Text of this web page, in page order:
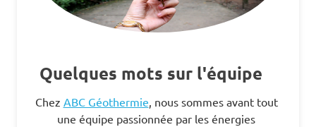
Quelques mots sur l'équipe
Chez ABC Géothermie, nous sommes avant tout
une équipe passionnée par les énergies